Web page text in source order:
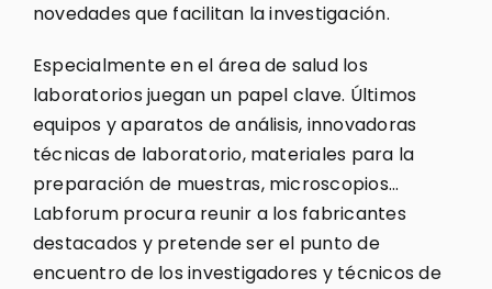
novedades que facilitan la investigación.
Especialmente en el área de salud los
laboratorios juegan un papel clave. Últimos
equipos y aparatos de análisis, innovadoras
técnicas de laboratorio, materiales para la
preparación de muestras, microscopios…
Labforum procura reunir a los fabricantes
destacados y pretende ser el punto de
encuentro de los investigadores y técnicos de